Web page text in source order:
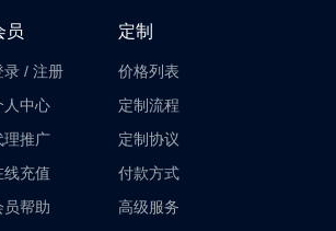
员
录 /注册
人中心
理推广
线充值
员帮助
定制
价格列表
定制流程
定制协议
付款方式
高级服务